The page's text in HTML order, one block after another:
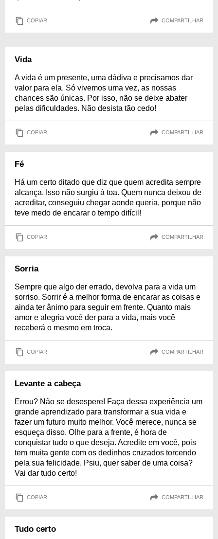
COPIAR COMPARTILHAR
Vida
A vida é um presente, uma dádiva e precisamos dar
valor para ela. Só vivemos uma vez, as nossas
chances são únicas. Por isso, não se deixe abater
pelas dificuldades. Não desista tão cedo!
COPIAR COMPARTILHAR
Fé
Há um certo ditado que diz que quem acredita sempre
alcança. Isso não surgiu à toa. Quem nunca deixou de
acreditar, conseguiu chegar aonde queria, porque não
teve medo de encarar o tempo difícil!
COPIAR COMPARTILHAR
Sorria
Sempre que algo der errado, devolva para a vida um
sorriso. Sorrir é a melhor forma de encarar as coisas e
ainda ter ânimo para seguir em frente. Quanto mais
amor e alegria você der para a vida, mais você
receberá o mesmo em troca.
COPIAR COMPARTILHAR
Levante a cabeça
Errou? Não se desespere! Faça dessa experiência um
grande aprendizado para transformar a sua vida e
fazer um futuro muito melhor. Você merece, nunca se
esqueça disso. Olhe para a frente, é hora de
conquistar tudo o que deseja. Acredite em você, pois
tem muita gente com os dedinhos cruzados torcendo
pela sua felicidade. Psiu, quer saber de uma coisa?
Vai dar tudo certo!
COPIAR COMPARTILHAR
Tudo certo